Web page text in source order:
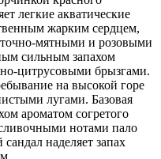
легкие акватические
жарким сердцем,
мятными и розовыми
сильным запахом
цитрусовыми брызгами.
на высокой горе
лугами. Базовая
ароматом согретого
нотами пало
наделяет запах